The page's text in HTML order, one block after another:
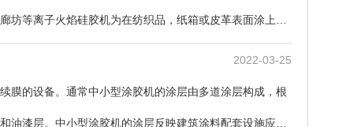
等离子火焰硅胶机为在纺织品，纸箱或皮革表面涂上液
2022-03-25
膜的设备。通常中小型涂胶机的涂层由多道涂层构成，根
漆层。中小型涂胶机的涂层反映建筑涂料配套设施应用